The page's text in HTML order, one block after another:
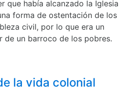
que había alcanzado la Iglesia
forma de ostentación de los
civil, por lo que era un
de un barroco de los pobres.
la vida colonial